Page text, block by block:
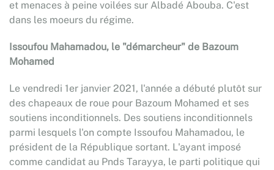
et menaces à peine voilées sur Albadé Abouba. C'est
dans les moeurs du régime.
Issoufou Mahamadou, le "démarcheur" de Bazoum
Mohamed
Le vendredi 1er janvier 2021, l'année a débuté plutôt sur
des chapeaux de roue pour Bazoum Mohamed et ses
soutiens inconditionnels. Des soutiens inconditionnels
parmi lesquels l'on compte Issoufou Mahamadou, le
président de la République sortant. L'ayant imposé
comme candidat au Pnds Tarayya, le parti politique qui